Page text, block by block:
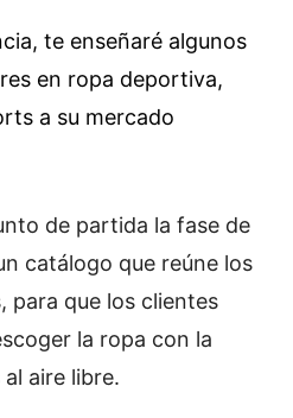
te enseñaré algunos
en ropa deportiva,
a su mercado
de partida la fase de
catálogo que reúne los
para que los clientes
la ropa con la
aire libre.